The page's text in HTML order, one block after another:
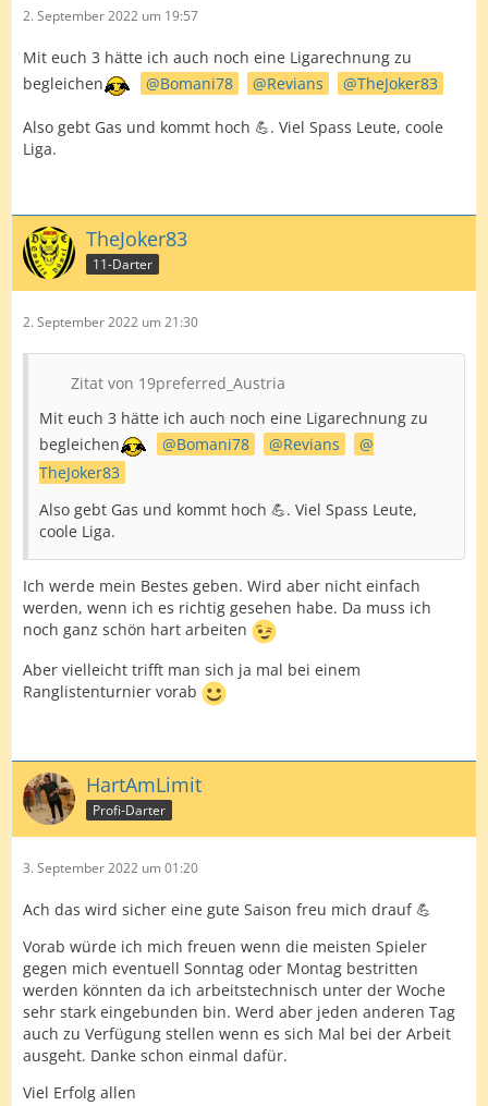
2. September 2022 um 19:57
Mit euch 3 hätte ich auch noch eine Ligarechnung zu
begleichen
Bomani78 Revians TheJoker83
Also gebt Gas und kommt hoch 💪. Viel Spass Leute, coole
Liga.
TheJoker83
11-Darter
2. September 2022 um 21:30
Zitat von 19preferred_Austria
Mit euch 3 hätte ich auch noch eine Ligarechnung zu
begleichen
Bomani78
Revians
TheJoker83
Also gebt Gas und kommt hoch 💪. Viel Spass Leute,
coole Liga.
Ich werde mein Bestes geben. Wird aber nicht einfach
werden, wenn ich es richtig gesehen habe. Da muss ich
noch ganz schön hart arbeiten
Aber vielleicht trifft man sich ja mal bei einem
Ranglistenturnier vorab
HartAmLimit
Profi-Darter
3. September 2022 um 01:20
Ach das wird sicher eine gute Saison freu mich drauf 💪
Vorab würde ich mich freuen wenn die meisten Spieler
gegen mich eventuell Sonntag oder Montag bestritten
werden könnten da ich arbeitstechnisch unter der Woche
sehr stark eingebunden bin. Werd aber jeden anderen Tag
auch zu Verfügung stellen wenn es sich Mal bei der Arbeit
ausgeht. Danke schon einmal dafür.
Viel Erfolg allen